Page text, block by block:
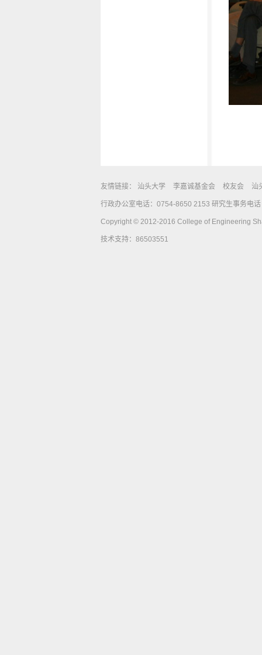
友情链接： 汕头大学 李嘉诚基金会 校友会 汕
行政办公室电话：0754-8650 2153 研究生事务电
Copyright © 2012-2016 College of Engineering
技术支持：86503551